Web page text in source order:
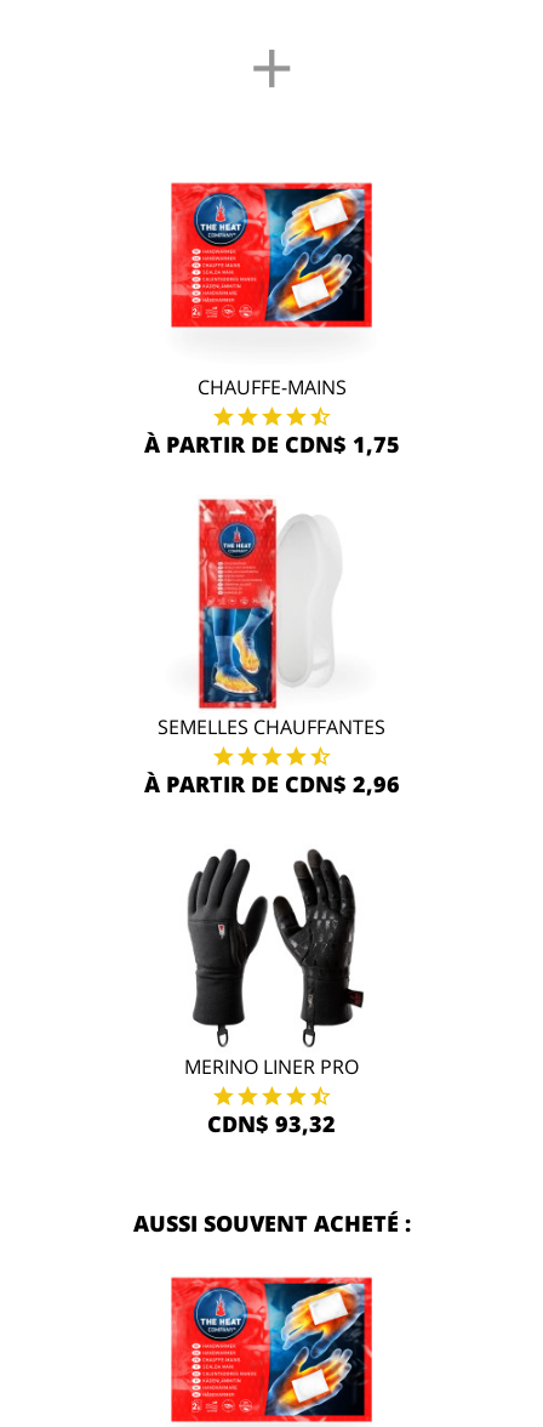
+
CHAUFFE-MAINS
À PARTIR DE CDN$ 1,75
SEMELLES CHAUFFANTES
À PARTIR DE CDN$ 2,96
MERINO LINER PRO
CDN$ 93,32
AUSSI SOUVENT ACHETÉ :